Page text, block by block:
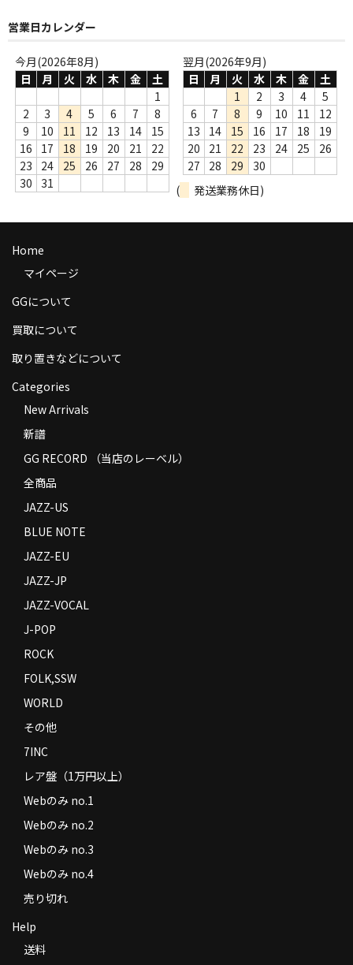
Webのみ no.2
Webのみ no.3
Webのみ no.4
売り切れ
商品の発送
お支払い方法
返品
Privacy Policy
特定商取引法に基づく表示
営業日カレンダー
今月(2026年8月)
日
月 火 水 木 金
土
1
2
3 4 5 6 7
8
9
10 11 12 13 14
15
16
17 18 19 20 21
22
23
24 25 26 27 28
29
30
31
翌月(2026年9月)
日
月 火 水 木 金
土
1
2 3 4
5
6
7 8 9 10 11
12
13
14 15 16 17 18
19
20
21 22 23 24 25
26
27
28 29
30
(
発送業務休日)
Home
マイページ
GGについて
買取について
取り置きなどについて
Categories
New Arrivals
新譜
GG RECORD （当店のレーベル）
全商品
JAZZ-US
BLUE NOTE
JAZZ-EU
JAZZ-JP
JAZZ-VOCAL
J-POP
ROCK
FOLK,SSW
WORLD
その他
7INC
レア盤（1万円以上）
Webのみ no.1
Webのみ no.2
Webのみ no.3
Webのみ no.4
売り切れ
Help
送料